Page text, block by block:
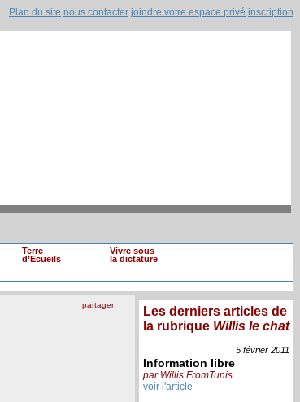
Plan du site nous contacter joindre votre espace privé inscription
Terre
d’Ecueils
Vivre sous
la dictature
Les derniers articles de
la rubrique Willis le chat
5 février 2011
Information libre
par Willis FromTunis
voir l'article
partager: